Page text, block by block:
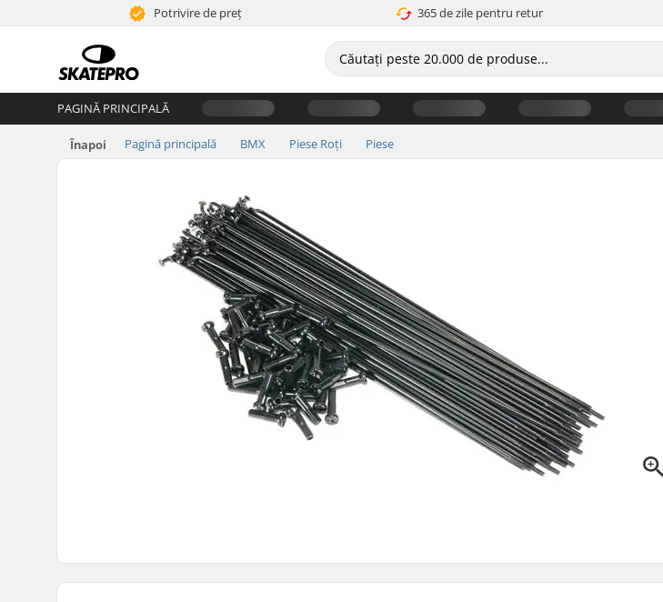
Potrivire de preț 365 de zile pentru retur
PAGINĂ PRINCIPALĂ
Înapoi Pagină principală BMX Piese Roți Piese